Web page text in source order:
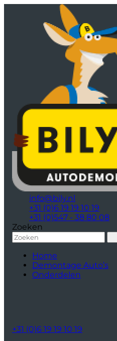
info@bily.nl
+31 (0)6 19 19 10 19
+31 (0)547 - 38 80 08
Zoeken
Home
Demontage Auto’s
Onderdelen
+31 (0)6 19 19 10 19